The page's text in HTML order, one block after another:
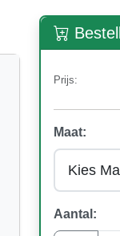
Prijs:
Maat:
Aantal: